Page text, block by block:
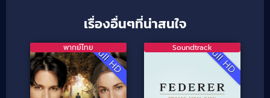
เรื่องอื่นๆที่น่าสนใจ
Full HD
พากย์ไทย Full HD
Soundtrack